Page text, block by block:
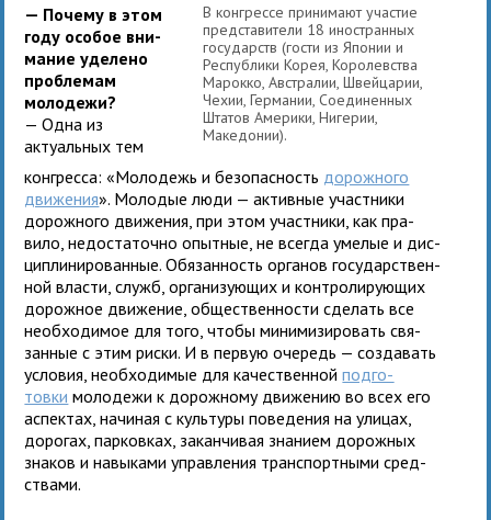
В кон­грессе принимают уча­стие
пред­ста­ви­тели 18 ино­стран­ных
госу­дарств (гости из Японии и
Республики Корея, Королевства
Марокко, Австралии, Швейцарии,
Чехии, Германии, Соединенных
Штатов Америки, Нигерии,
Македонии).
— Почему в этом
году осо­бое вни­
ма­ние уде­лено
про­бле­мам
молодежи?
— Одна из
актуальных тем
конгресса: «Молодежь и без­опас­ность дорож­ного
дви­же­ния». Молодые люди — актив­ные участ­ники
дорож­ного дви­же­ния, при этом участ­ники, как пра­
вило, недо­ста­точно опыт­ные, не все­гда уме­лые и дис­
ци­пли­ни­ро­ван­ные. Обязанность орга­нов государ­ствен­
ной вла­сти, служб, орга­ни­зу­ю­щих и кон­тро­ли­ру­ю­щих
дорож­ное дви­же­ние, обще­ствен­но­сти сде­лать все
необ­хо­ди­мое для того, чтобы мини­ми­зи­ро­вать свя­
зан­ные с этим риски. И в первую оче­редь — созда­вать
усло­вия, необ­хо­ди­мые для каче­ствен­нойпод­го­
товки моло­дежи к дорож­ному дви­же­нию во всех его
аспек­тах, начи­ная с куль­туры пове­де­ния на ули­цах,
доро­гах, пар­ков­ках, закан­чи­вая зна­нием дорож­ных
зна­ков и навы­ками управ­ле­ния транс­порт­ными сред­
ствами.